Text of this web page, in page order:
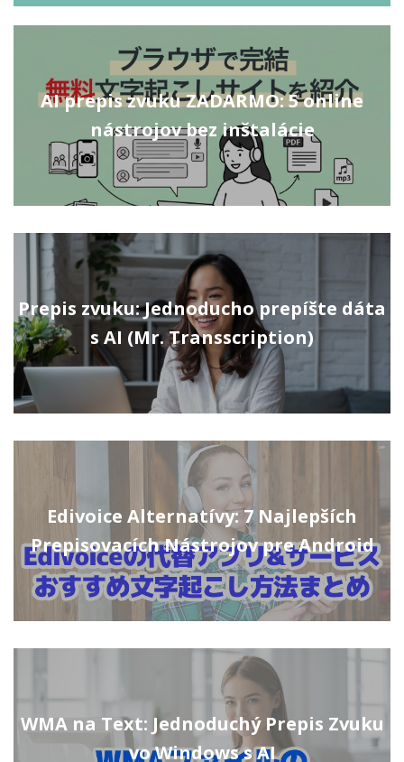
AI prepis zvuku ZADARMO: 5 online
nástrojov bez inštalácie
Prepis zvuku: Jednoducho prepíšte dáta
s AI (Mr. Transscription)
Edivoice Alternatívy: 7 Najlepších
Prepisovacích Nástrojov pre Android
WMA na Text: Jednoduchý Prepis Zvuku
vo Windows s AI